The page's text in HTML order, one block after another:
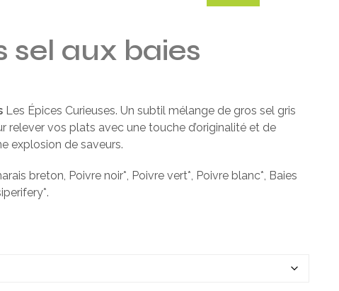
sel aux baies
Les Épices Curieuses. Un subtil mélange de gros sel gris
relever vos plats avec une touche d’originalité et de
explosion de saveurs.
breton, Poivre noir*, Poivre vert*, Poivre blanc*, Baies